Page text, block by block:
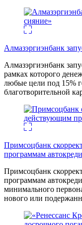
Алмазэргиэнбанк
Алмазэргиэнбанк
рамках которого
любые цели под 15%
благотворительной
Примсоцбанк
программам
Примсоцбанк
программам
минимального
нового или